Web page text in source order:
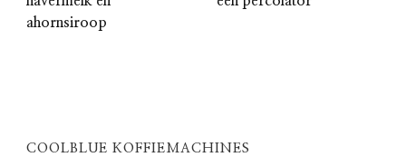
ahornsiroop
COOLBLUE KOFFIEMACHINES